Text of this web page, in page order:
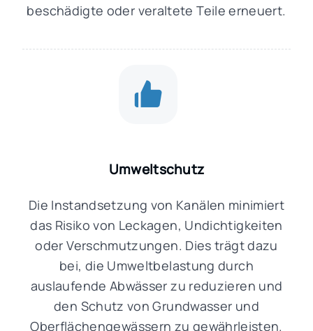
beschädigte oder veraltete Teile erneuert.
Umweltschutz
Die Instandsetzung von Kanälen minimiert
das Risiko von Leckagen, Undichtigkeiten
oder Verschmutzungen. Dies trägt dazu
bei, die Umweltbelastung durch
auslaufende Abwässer zu reduzieren und
den Schutz von Grundwasser und
Oberflächengewässern zu gewährleisten.